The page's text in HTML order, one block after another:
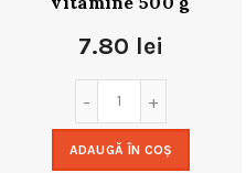
7.80 lei
ADAUGĂ ÎN COȘ